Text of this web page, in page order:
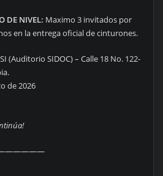
DE NIVEL: Maximo 3 invitados por
en la entrega oficial de cinturones.
(Auditorio SIDOC) – Calle 18 No. 122-
de 2026